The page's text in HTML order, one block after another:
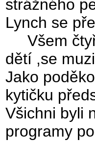
strážného
Lynch se
Všem
dětí ,se
Jako
kytičku
Všichni byli
programy